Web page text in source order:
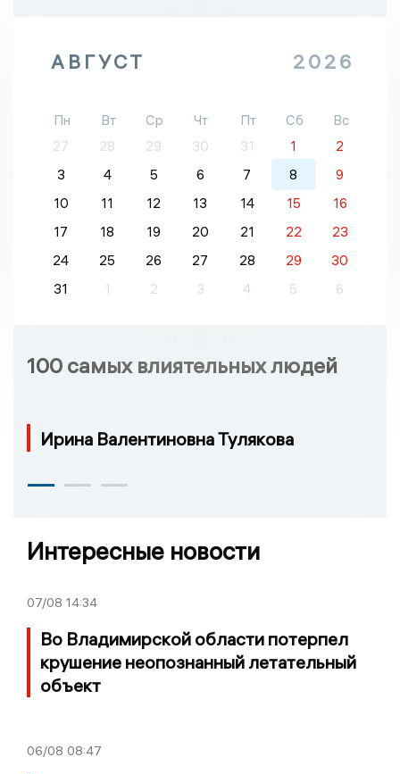
АВГУСТ 2026
Пн Вт Ср Чт Пт Сб
Вс
27
28 29 30 31 1
2
3
4 5 6 7 8
9
10
11 12 13 14 15
16
17
18 19 20 21 22
23
24
25 26 27 28 29
30
31
1 2 3 4 5 6
100 самых влиятельных людей
Ирина Валентиновна Тулякова
Интересные новости
07/08 14:34
Во Владимирской области потерпел
крушение неопознанный летательный
объект
06/08 08:47